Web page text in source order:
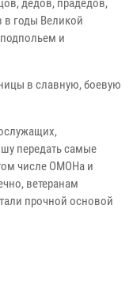
дедов, прадедов,
в годы Великой
и
в славную, боевую
передать самые
числе ОМОНа и
ветеранам
прочной основой